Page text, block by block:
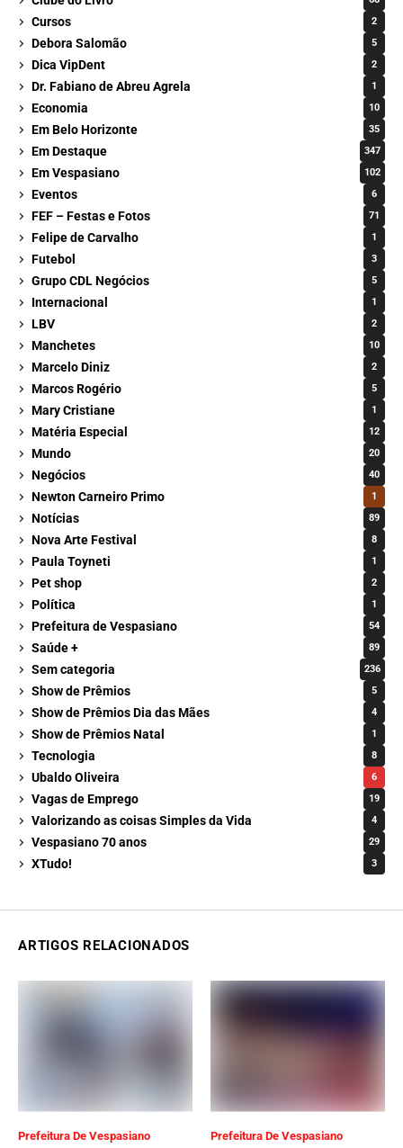
Cursos 2
Debora Salomão 5
Dica VipDent 2
Dr. Fabiano de Abreu Agrela 1
Economia 10
Em Belo Horizonte 35
Em Destaque 347
Em Vespasiano 102
Eventos 6
FEF – Festas e Fotos 71
Felipe de Carvalho 1
Futebol 3
Grupo CDL Negócios 5
Internacional 1
LBV 2
Manchetes 10
Marcelo Diniz 2
Marcos Rogério 5
Mary Cristiane 1
Matéria Especial 12
Mundo 20
Negócios 40
Newton Carneiro Primo 1
Notícias 89
Nova Arte Festival 8
Paula Toyneti 1
Pet shop 2
Política 1
Prefeitura de Vespasiano 54
Saúde + 89
Sem categoria 236
Show de Prêmios 5
Show de Prêmios Dia das Mães 4
Show de Prêmios Natal 1
Tecnologia 8
Ubaldo Oliveira 6
Vagas de Emprego 19
Valorizando as coisas Simples da Vida 4
Vespasiano 70 anos 29
XTudo! 3
ARTIGOS RELACIONADOS
Prefeitura De Vespasiano Prefeitura De Vespasiano